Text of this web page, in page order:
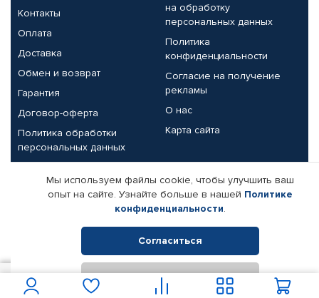
Контакты
Оплата
Доставка
Обмен и возврат
Гарантия
Договор-оферта
Политика обработки
персональных данных
на обработку
персональных данных
Политика
конфиденциальности
Согласие на получение
рекламы
О нас
Карта сайта
Партнерам
Корпоративным клиентам
Поставщикам
Реквизиты компании
© КАМАЗ ЦЕНТР ДОНЕЦК, 2015-2026. Все права защищены.
Интернет-магазин автомобильных товаров Автопрофи.
Мы используем файлы cookie, чтобы улучшить ваш
опыт на сайте. Узнайте больше в нашей Политике
конфиденциальности.
Согласиться
Отклонить
В корзину